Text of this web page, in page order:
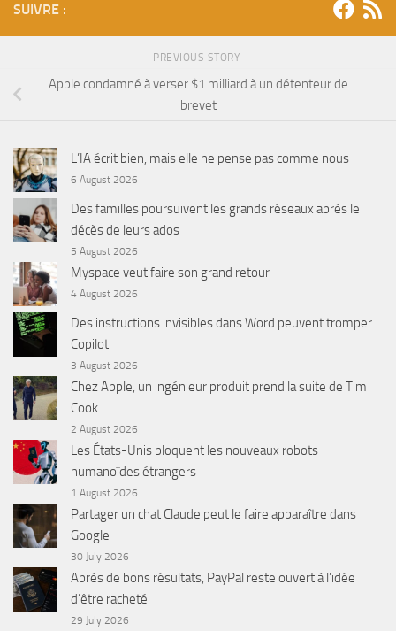
SUIVRE :
PREVIOUS STORY
Apple condamné à verser $1 milliard à un détenteur de
brevet
L’IA écrit bien, mais elle ne pense pas comme nous
6 August 2026
Des familles poursuivent les grands réseaux après le
décès de leurs ados
5 August 2026
Myspace veut faire son grand retour
4 August 2026
Des instructions invisibles dans Word peuvent tromper
Copilot
3 August 2026
Chez Apple, un ingénieur produit prend la suite de Tim
Cook
2 August 2026
Les États-Unis bloquent les nouveaux robots
humanoïdes étrangers
1 August 2026
Partager un chat Claude peut le faire apparaître dans
Google
30 July 2026
Après de bons résultats, PayPal reste ouvert à l’idée
d’être racheté
29 July 2026